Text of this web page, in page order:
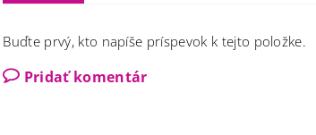
Buďte prvý, kto napíše príspevok k tejto položke.
Pridať komentár